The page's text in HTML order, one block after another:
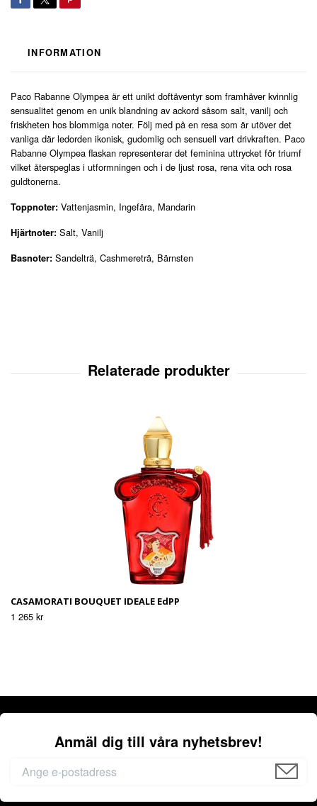
INFORMATION
Paco Rabanne Olympea är ett unikt doftäventyr som framhäver kvinnlig
sensualitet genom en unik blandning av ackord såsom salt, vanilj och
friskheten hos blommiga noter. Följ med på en resa som är utöver det
vanliga där ledorden ikonisk, gudomlig och sensuell vart drivkraften. Paco
Rabanne Olympea flaskan representerar det feminina uttrycket för triumf
vilket återspeglas i utformningen och i de ljust rosa, rena vita och rosa
guldtonerna.
Toppnoter: Vattenjasmin, Ingefära, Mandarin
Hjärtnoter: Salt, Vanilj
Basnoter: Sandelträ, Cashmereträ, Bärnsten
CASAMORATI BOUQUET IDEALE EdPP
1 265 kr
Anmäl dig till våra nyhetsbrev!